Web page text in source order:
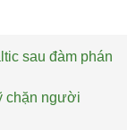
sau đàm phán
chặn người